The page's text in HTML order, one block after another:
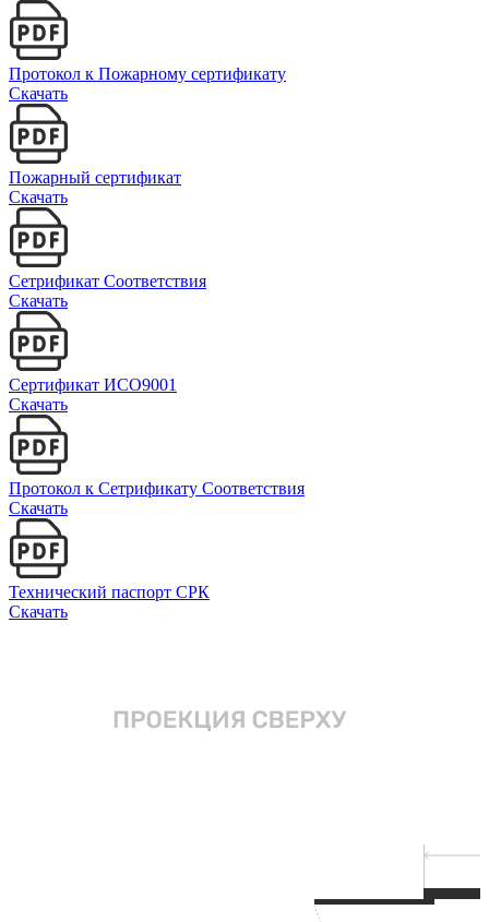
Протокол к Пожарному сертификату
Скачать
Пожарный сертификат
Скачать
Сетрификат Соответствия
Скачать
Сертификат ИСО9001
Скачать
Протокол к Сетрификату Соответствия
Скачать
Технический паспорт СРК
Скачать